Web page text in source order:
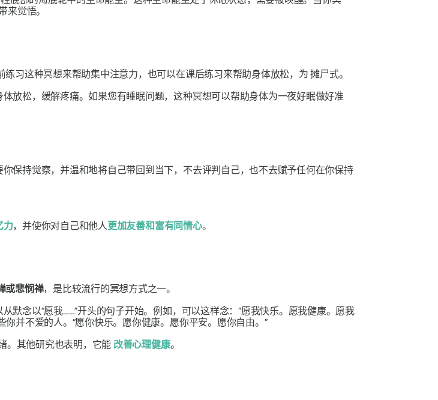
来觉悟。
练习这种冥想来帮助集中注意力，也可以在课后练习来帮助身体放松，为摊尸式。
放松，缓解疼痛。如果您有睡眠问题，这种冥想可以帮助身体为一夜好眠做好准
保持觉察，并温和地将自己带回到当下，不去评判自己，也不去赋予任何在你保持
力，并使你对自己和他人更加友善和富有同情心。
或悲悯禅，是比较流行的冥想方式之一。
默念以“愿我……”开头的句子开始。例如，可以这样念：“愿我快乐。愿我健康。愿我
并不爱的人。“愿你快乐。愿你健康。愿你平安。愿你自由。”
。其他研究也表明，它能 改善心理健康。